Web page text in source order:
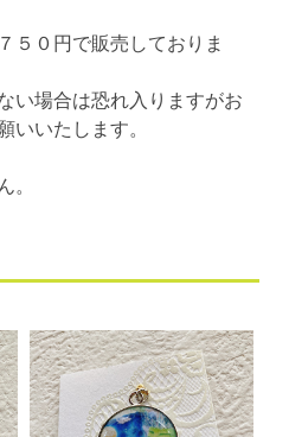
５０円で販売しておりま
い場合は恐れ入りますがお
いいたします。
。